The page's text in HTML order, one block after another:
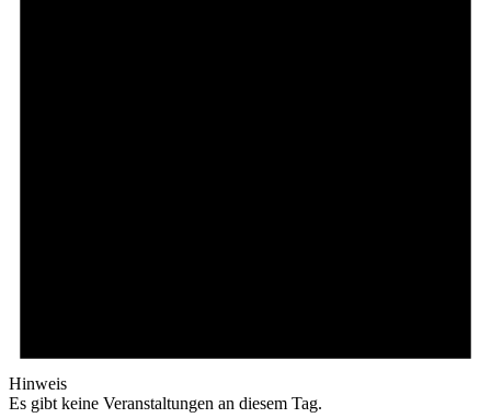
Hinweis
Es gibt keine Veranstaltungen an diesem Tag.